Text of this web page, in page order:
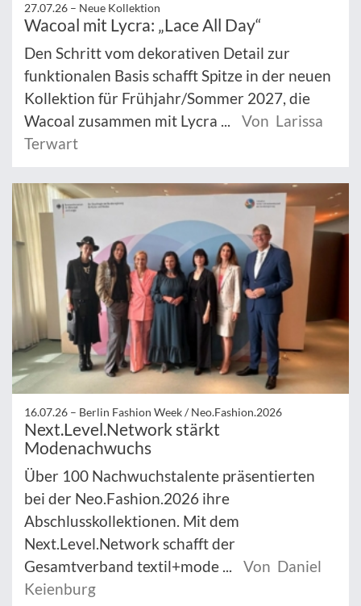
27.07.26 – Neue Kollektion
Wacoal mit Lycra: „Lace All Day“
Den Schritt vom dekorativen Detail zur
funktionalen Basis schafft Spitze in der neuen
Kollektion für Frühjahr/Sommer 2027, die
Wacoal zusammen mit Lycra ...
Von Larissa
Terwart
16.07.26 – Berlin Fashion Week / Neo.Fashion.2026
Next.Level.Network stärkt
Modenachwuchs
Über 100 Nachwuchstalente präsentierten
bei der Neo.Fashion.2026 ihre
Abschlusskollektionen. Mit dem
Next.Level.Network schafft der
Gesamtverband textil+mode ...
Von Daniel
Keienburg